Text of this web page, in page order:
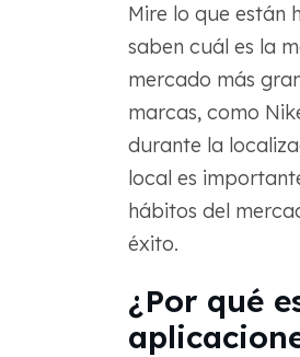
Mire lo que están
saben cuál es la
mercado más
marcas, como
durante la
local es
hábitos del
éxito.
¿Por qué